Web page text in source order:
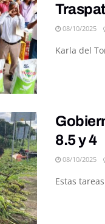
08/10/2025
Karla del
8.5 y 4
08/10/2025
Estas